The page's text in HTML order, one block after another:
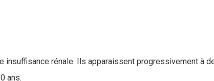
insuffisance rénale. Ils apparaissent progressivement à
ans.